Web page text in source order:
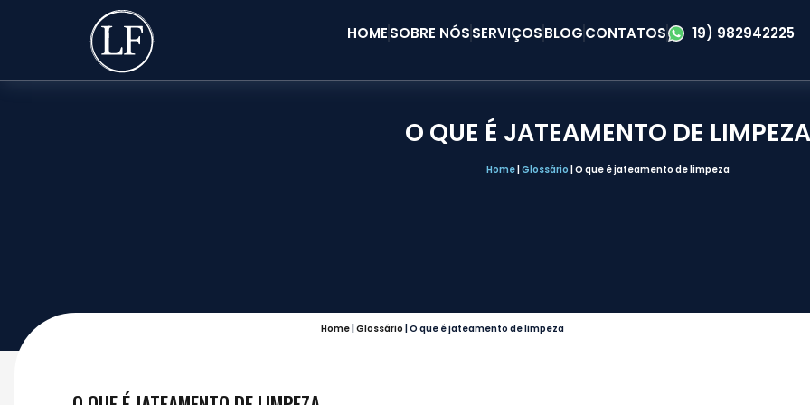
HOMESOBRE NÓSSERVIÇOSBLOGCONTATOS 19) 982942225
O QUE É JATEAMENTO DE LIMPEZA
Home| Glossário O que é jateamento de limpeza
Home| Glossário O que é jateamento de limpeza